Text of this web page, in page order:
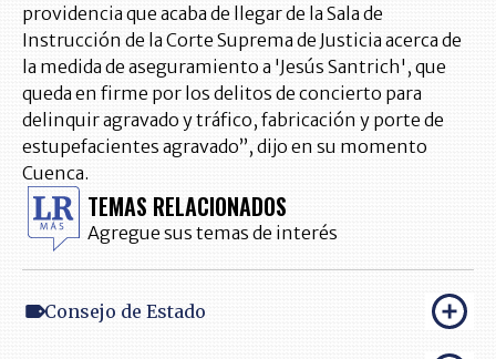
providencia que acaba de llegar de la Sala de
Instrucción de la Corte Suprema de Justicia acerca de
la medida de aseguramiento a 'Jesús Santrich', que
queda en firme por los delitos de concierto para
delinquir agravado y tráfico, fabricación y porte de
estupefacientes agravado”, dijo en su momento
Cuenca.
TEMAS RELACIONADOS
Agregue sus temas de interés
Consejo de Estado